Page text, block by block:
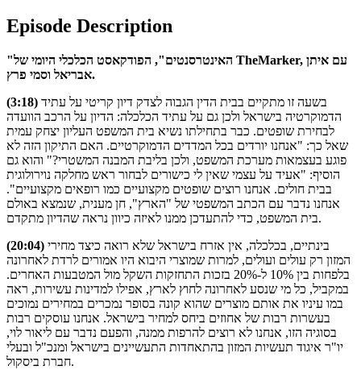
Episode Description
"האינטרסנטים", הפודקאסט הכלכלי היומי של TheMarker, עם איתן
אבריאל וסמי פרץ.
(3:18) בשעה זו מתקיים בבית הדין הגבוה לצדק דיון קריטי על עתיד
הדמוקרטיה בישראל ולכן גם על עתיד הכלכלה: הדיון על הרכב הוועדה
לבחירת שופטים. כבר בתחילתו נשיא בית המשפט העליון יצחק עמית
שאל כך: "אנחנו יורדים בכל המדדים הדמוקרטיים. האם התיקון הזה לא
פוגע בעצמאות מערכת המשפט, ולכן בליבת המבנה המשטרי?" והוא גם
הוסיף: "אעיד על עצמי שאין לי כישורים לבחור ראש מחלקה נוירולוגית
בבית חולים. אנחנו רוצים שופטים מקצועיים כמו רופאים מקצועיים".
אנחנו נדבר עם הכתב המשפטי של "הארץ", חן מענית, שנמצא באולם
בית המשפט, כדי להתעדכן ממנו לאיזה כיוון נראה שהדיון מתקדם.
(20:04) בינתיים, בכלכלה, אין אזרח בישראל שלא רואה כיצד מחירי
המזון רק עולים ועולים, למרות שמוצרי היבוא היו אמורים לרדת לאחרונה
בלפחות בין 10% ל-20% בזכות התחזקות השקל מול המטבעות האחרים.
במקביל, כל מי שנסע לאחרונה לחוץ לארץ, אפילו למדינות עשירות, ראה
במו עיניו את אותם מוצרים שהוא קונה בסופר נמכרים במחירים נמוכים
בעשרות רבות של אחוזים ביחס למחיר בישראל. אנחנו עוסקים רבות
בסוגיה הזו, אנחנו לא רוצים להרפות ממנה, והפעם נדבר עם ליאור לוי,
יו"ר איגוד תעשיות המזון בהתאחדות התעשיינים בישראל ומנכ"ל ובעלי
חברת ביסקול.